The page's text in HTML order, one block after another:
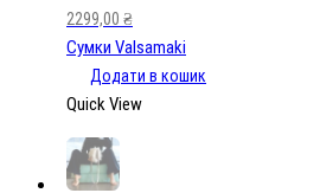
2299,00 ₴
Сумки Valsamaki
Додати в кошик
Quick View